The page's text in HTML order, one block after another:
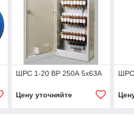
ШРС 1-20 ВР 250А 5х63А
Цену уточняйте
ШРС